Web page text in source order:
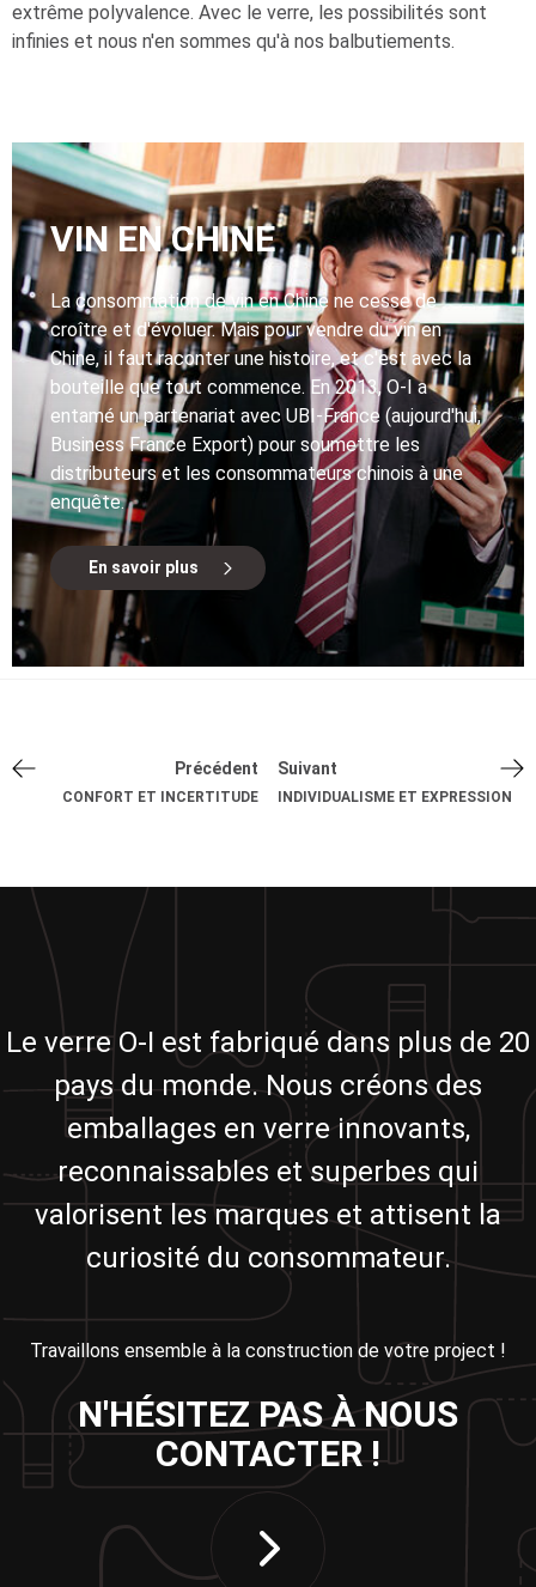
extrême polyvalence. Avec le verre, les possibilités sont
infinies et nous n'en sommes qu'à nos balbutiements.
VIN EN CHINE
La consommation de vin en Chine ne cesse de
croître et d'évoluer. Mais pour vendre du vin en
Chine, il faut raconter une histoire, et c'est avec la
bouteille que tout commence. En 2013, O-I a
entamé un partenariat avec UBI-France (aujourd'hui,
Business France Export) pour soumettre les
distributeurs et les consommateurs chinois à une
enquête.
En savoir plus
Précédent
CONFORT ET INCERTITUDE
Suivant
INDIVIDUALISME ET EXPRESSION
Le verre O-I est fabriqué dans plus de 20
pays du monde. Nous créons des
emballages en verre innovants,
reconnaissables et superbes qui
valorisent les marques et attisent la
curiosité du consommateur.
Travaillons ensemble à la construction de votre project !
N'HÉSITEZ PAS À NOUS
CONTACTER !